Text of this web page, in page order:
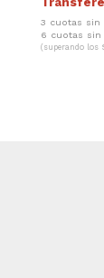
3 cuotas sin
6 cuotas sin
(superando los